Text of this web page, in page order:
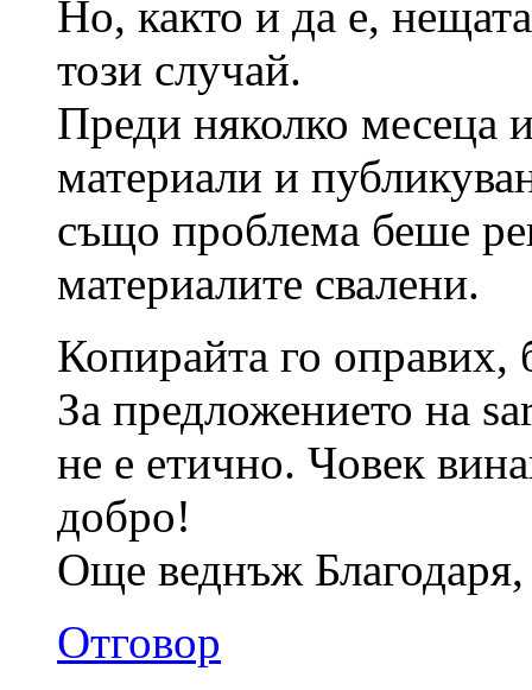
Но, както и да е,
този случай.
Преди няколко месеца
материали и
също проблема беше
материалите свалени.
Копирайта го оправих,
За предложението на
не е етично. Човек
добро!
Още веднъж Благодаря,
Отговор